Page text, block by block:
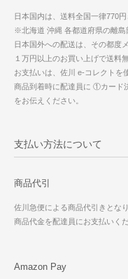
日本国内は、送料全国一律770円
※北海道 沖縄 各都道府県の離島
日本国外への配送は、その都度
１万円以上のお買い上げで送料
お支払いは、佐川 e-コレクトを
商品到着時に配達員に ①カー
をお伝えください。
支払い方法について
商品代引
佐川急便による商品代引きとなり
商品代金を配達員にお支払いく
Amazon Pay